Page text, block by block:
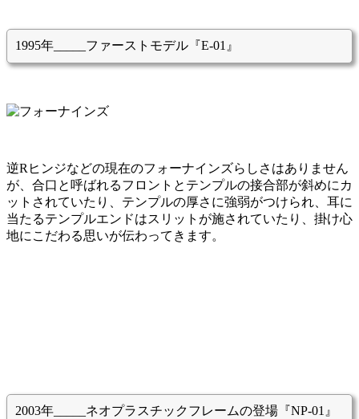
1995年_____ファーストモデル『E-01』
逆Rヒンジなどの現在のフォーナインズらしさはありません
が、合口と呼ばれるフロントとテンプルの接合部が斜めにカ
ットされていたり、テンプルの厚さに強弱がつけられ、耳に
当たるテンプルエンドはスリットが施されていたり、掛け心
地にこだわる思いが伝わってきます。
2003年_____ネオプラスチックフレームの登場『NP-01』